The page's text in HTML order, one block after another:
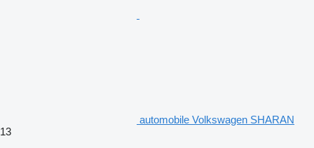
automobile Volkswagen SHARAN
13